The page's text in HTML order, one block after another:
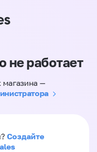
не работает
магазина —
Создайте